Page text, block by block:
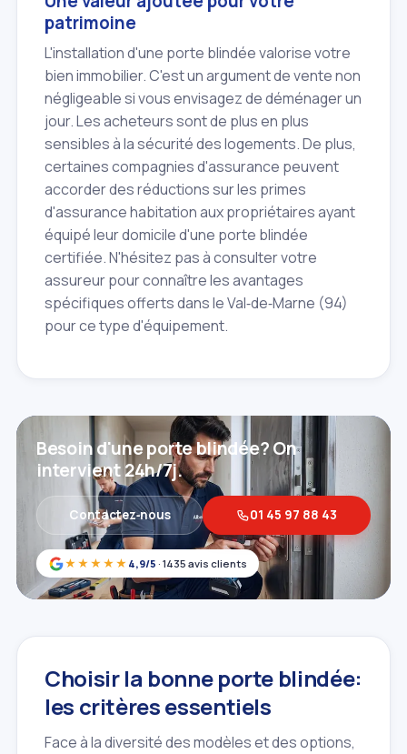
patrimoine
L'installation d'une porte blindée valorise votre
bien immobilier. C'est un argument de vente non
négligeable si vous envisagez de déménager un
jour. Les acheteurs sont de plus en plus
sensibles à la sécurité des logements. De plus,
certaines compagnies d'assurance peuvent
accorder des réductions sur les primes
d'assurance habitation aux propriétaires ayant
équipé leur domicile d'une porte blindée
certifiée. N'hésitez pas à consulter votre
assureur pour connaître les avantages
spécifiques offerts dans le Val‑de‑Marne (94)
pour ce type d'équipement.
★★★★★ 4,9/5 · 1435 avis clients
Besoin d'une porte blindée? On
intervient 24h/7j.
Contactez‑nous 01 45 97 88 43
Choisir la bonne porte blindée:
les critères essentiels
Face à la diversité des modèles et des options,